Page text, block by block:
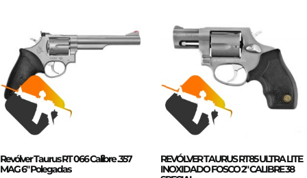
Revólver Taurus RT 066 Calibre .357
MAG 6″ Polegadas
REVÓLVER TAURUS RT85 ULTRA LITE
INOXIDADO FOSCO 2″ CALIBRE 38